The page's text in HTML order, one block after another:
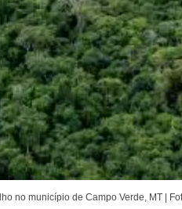
no município de Campo Verde, MT |